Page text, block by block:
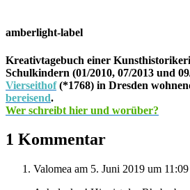
amberlight-label
Kreativtagebuch einer
Schulkindern (01/2010, 07/2013 und
Vierseithof(*1768) in Dresden
bereisend.
Wer schreibt hier und worüber?
1 Kommentar
Valomea am 5. Juni 2019 um 11:09